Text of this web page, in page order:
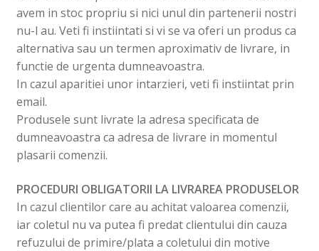
avem in stoc propriu si nici unul din partenerii nostri
nu-l au. Veti fi instiintati si vi se va oferi un produs ca
alternativa sau un termen aproximativ de livrare, in
functie de urgenta dumneavoastra.
In cazul aparitiei unor intarzieri, veti fi instiintat prin
email.
Produsele sunt livrate la adresa specificata de
dumneavoastra ca adresa de livrare in momentul
plasarii comenzii.
PROCEDURI OBLIGATORII LA LIVRAREA PRODUSELOR
In cazul clientilor care au achitat valoarea comenzii,
iar coletul nu va putea fi predat clientului din cauza
refuzului de primire/plata a coletului din motive